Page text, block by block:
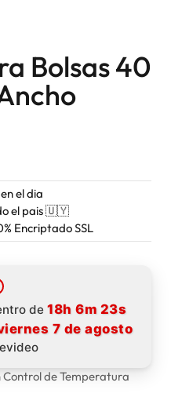
Bolsas 40
el dia
el pais 🇺🇾
Encriptado SSL
de 18h 6m 22s
7 de agosto
Control de Temperatura